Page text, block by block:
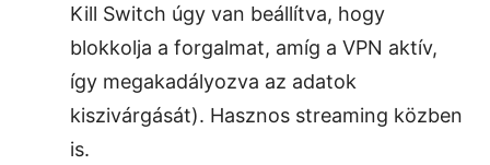
Kill Switch úgy van beállítva, hogy
blokkolja a forgalmat, amíg a VPN aktív,
így megakadályozva az adatok
kiszivárgását). Hasznos streaming közben
is.